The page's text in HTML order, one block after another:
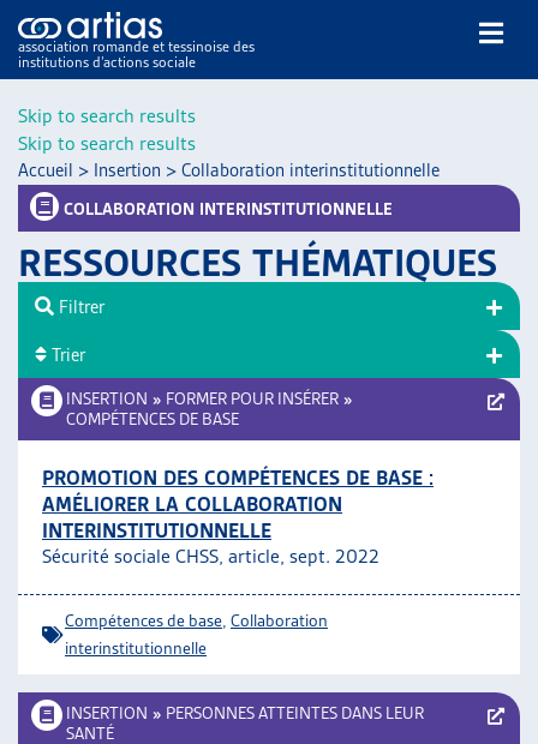
Skip to search results
Skip to search results
association romande et tessinoise des
institutions d’actions sociale
NOS PUBLICATIONS
DOSSIERS DU MOIS
VEILLE
RESSOURCES
GUIDE SOCIAL ROMAND
AUTRES
ARTIAS
PROJETS ET ACTIVITÉS
JOURNÉES D’AUTOMNE
Accueil > Insertion > Collaboration interinstitutionnelle
COLLABORATION INTERINSTITUTIONNELLE
RESSOURCES THÉMATIQUES
INSERTION » FORMER POUR INSÉRER »
COMPÉTENCES DE BASE
PROMOTION DES COMPÉTENCES DE BASE :
AMÉLIORER LA COLLABORATION
INTERINSTITUTIONNELLE
Sécurité sociale CHSS, article, sept. 2022
Compétences de base Collaboration
interinstitutionnelle
INSERTION » PERSONNES ATTEINTES DANS LEUR
SANTÉ
Filtrer
Trier